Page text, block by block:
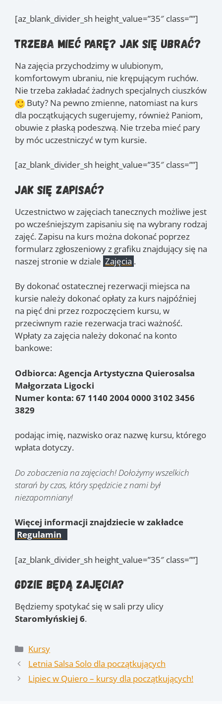
[az_blank_divider_sh height_value=”35″ class=””]
Trzeba mieć parę? Jak się ubrać?
Na zajęcia przychodzimy w ulubionym,
komfortowym ubraniu, nie krępującym ruchów.
Nie trzeba zakładać żadnych specjalnych ciuszków
Buty? Na pewno zmienne, natomiast na kurs
dla początkujących sugerujemy, również Paniom,
obuwie z płaską podeszwą. Nie trzeba mieć pary
by móc uczestniczyć w tym kursie.
[az_blank_divider_sh height_value=”35″ class=””]
Jak się zapisać?
Uczestnictwo w zajęciach tanecznych możliwe jest
po wcześniejszym zapisaniu się na wybrany rodzaj
zajęć. Zapisu na kurs można dokonać poprzez
formularz zgłoszeniowy z grafiku znajdujący się na
naszej stronie w dziale Zajęcia .
By dokonać ostatecznej rezerwacji miejsca na
kursie należy dokonać opłaty za kurs najpóźniej
na pięć dni przez rozpoczęciem kursu, w
przeciwnym razie rezerwacja traci ważność.
Wpłaty za zajęcia należy dokonać na konto
bankowe:
Odbiorca: Agencja Artystyczna Quierosalsa
Małgorzata Ligocki
Numer konta: 67 1140 2004 0000 3102 3456
3829
podając imię, nazwisko oraz nazwę kursu, którego
wpłata dotyczy.
Do zobaczenia na zajęciach! Dołożymy wszelkich
starań by czas, który spędzicie z nami był
niezapomniany!
Więcej informacji znajdziecie w zakładce
Regulamin
[az_blank_divider_sh height_value=”35″ class=””]
Gdzie będą zajęcia?
Będziemy spotykać się w sali przy ulicy
Staromłyńskiej 6.
Kategorie
Kursy
Letnia Salsa Solo dla początkujących
Lipiec w Quiero – kursy dla początkujących!